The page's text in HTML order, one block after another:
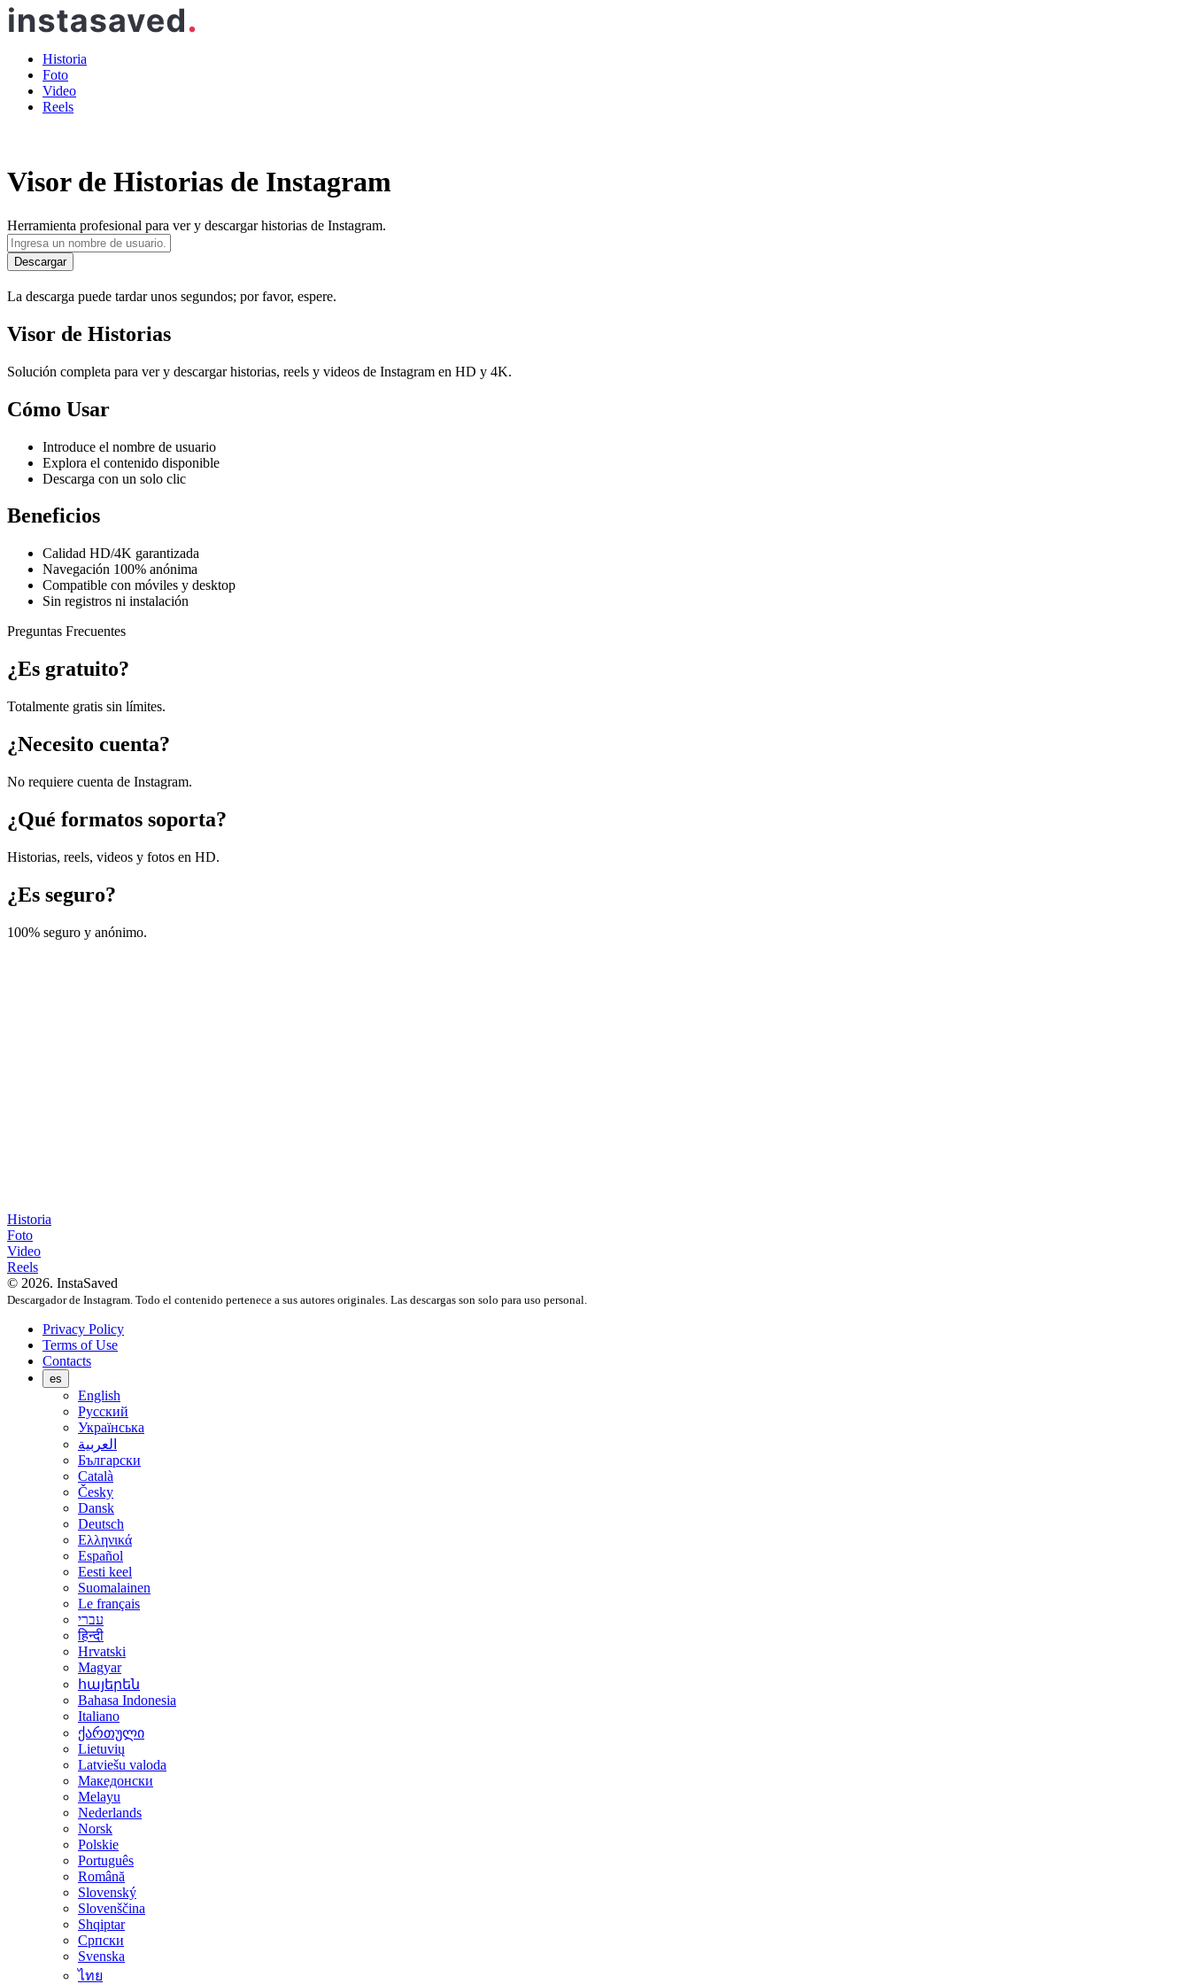
Historia
Foto
Video
Reels
Visor de Historias de Instagram
Herramienta profesional para ver y descargar historias de Instagram.
Descargar
La descarga puede tardar unos segundos; por favor, espere.
Visor de Historias
Solución completa para ver y descargar historias, reels y videos de Instagram en HD y 4K.
Cómo Usar
Introduce el nombre de usuario
Explora el contenido disponible
Descarga con un solo clic
Beneficios
Calidad HD/4K garantizada
Navegación 100% anónima
Compatible con móviles y desktop
Sin registros ni instalación
Preguntas Frecuentes
¿Es gratuito?
Totalmente gratis sin límites.
¿Necesito cuenta?
No requiere cuenta de Instagram.
¿Qué formatos soporta?
Historias, reels, videos y fotos en HD.
¿Es seguro?
100% seguro y anónimo.
Historia
Foto
Video
Reels
© 2026. InstaSaved
Descargador de Instagram. Todo el contenido pertenece a sus autores originales. Las descargas son solo para uso personal.
Privacy Policy
Terms of Use
Contacts
es
English
Русский
Українська
العربية
Български
Català
Česky
Dansk
Deutsch
Ελληνικά
Español
Eesti keel
Suomalainen
Le français
עברי
हिन्दी
Hrvatski
Magyar
հայերեն
Bahasa Indonesia
Italiano
ქართული
Lietuvių
Latviešu valoda
Македонски
Melayu
Nederlands
Norsk
Polskie
Português
Română
Slovenský
Slovenščina
Shqiptar
Српски
Svenska
ไทย